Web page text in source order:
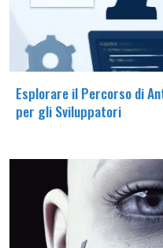
Esplorare il Percorso di
per gli Sviluppatori